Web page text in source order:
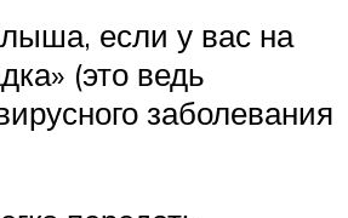
если у вас на
(это ведь
заболевания